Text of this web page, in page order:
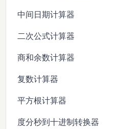
中间日期计算器
二次公式计算器
商和余数计算器
复数计算器
平方根计算器
度分秒到十进制转换器